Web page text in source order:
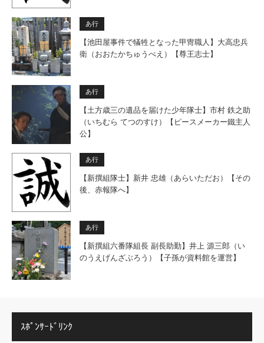
あ行
【池田屋事件で犠牲となった甲冑職人】大高忠兵
衛（おおたかちゅうべえ）【尊王志士】
あ行
【土方歳三の遺品を届けた少年隊士】市村 鉄之助
（いちむら てつのすけ）【ピースメーカー鐵主人
公】
あ行
【新撰組隊士】新井 忠雄（あらいただお）【その
後、赤報隊へ】
あ行
【新撰組六番隊組長 副長助勤】井上 源三郎（い
のうえげんざぶろう）【子孫が資料館を運営】
ｽﾎﾟﾝｻｰﾄﾞﾘﾝｸ